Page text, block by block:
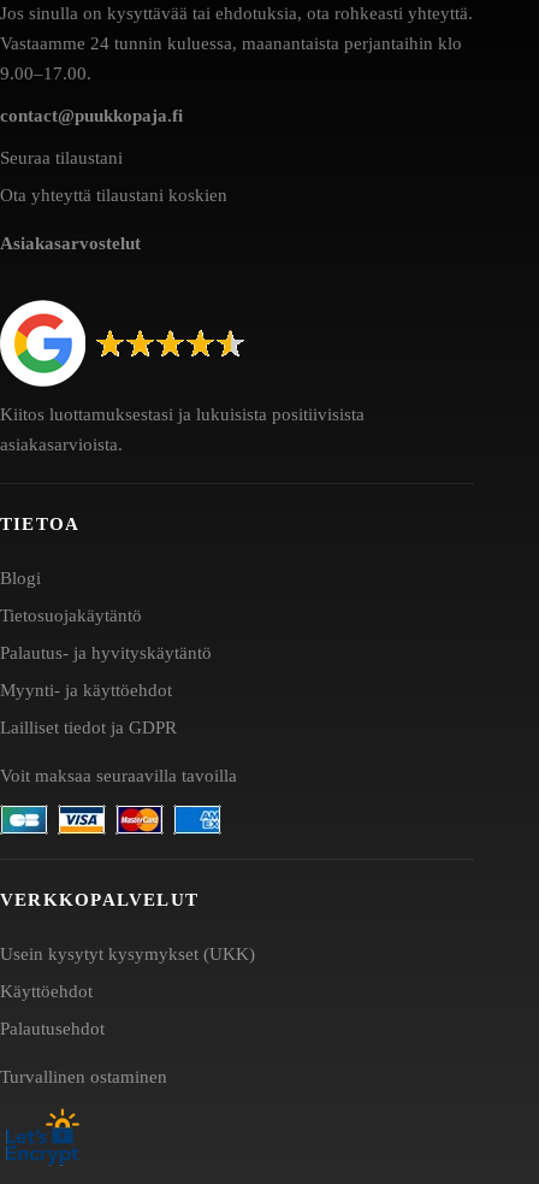
Jos sinulla on kysyttävää tai ehdotuksia, ota rohkeasti yhteyttä.
Vastaamme 24 tunnin kuluessa, maanantaista perjantaihin klo
9.00–17.00.
contact@puukkopaja.fi
Seuraa tilaustani
Ota yhteyttä tilaustani koskien
Asiakasarvostelut
Kiitos luottamuksestasi ja lukuisista positiivisista
asiakasarvioista.
TIETOA
Blogi
Tietosuojakäytäntö
Palautus- ja hyvityskäytäntö
Myynti- ja käyttöehdot
Lailliset tiedot ja GDPR
Voit maksaa seuraavilla tavoilla
VERKKOPALVELUT
Usein kysytyt kysymykset (UKK)
Käyttöehdot
Palautusehdot
Turvallinen ostaminen